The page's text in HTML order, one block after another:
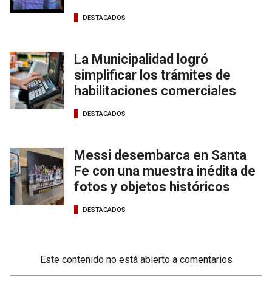
DESTACADOS
La Municipalidad logró
simplificar los trámites de
habilitaciones comerciales
DESTACADOS
Messi desembarca en Santa
Fe con una muestra inédita de
fotos y objetos históricos
DESTACADOS
Este contenido no está abierto a comentarios